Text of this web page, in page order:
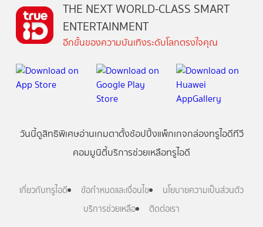
THE NEXT WORLD-CLASS SMART
ENTERTAINMENT
อีกขั้นของความบันเทิงระดับโลกตรงใจคุณ
วันนี้ดูสิทธิพิเศษอ่านเกมตาตั้งช้อปปิ้งแพ็กเกจกล่องทรูไอดีทีวี
คอมมูนิตี้บริการช่วยเหลือทรูไอดี
เกี่ยวกับทรูไอดี ข้อกำหนดและเงื่อนไข
นโยบายความเป็นส่วนตัว
บริการช่วยเหลือ
ติดต่อเรา